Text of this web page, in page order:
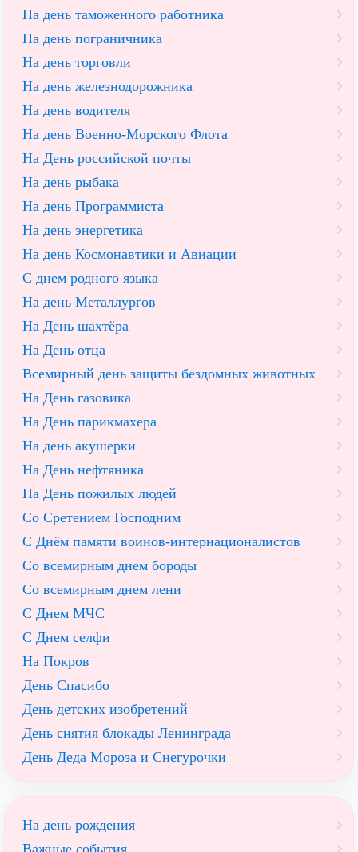
На день таможенного работника
На день пограничника
На день торговли
На день железнодорожника
На день водителя
На день Военно-Морского Флота
На День российской почты
На день рыбака
На день Программиста
На день энергетика
На день Космонавтики и Авиации
С днем родного языка
На день Металлургов
На День шахтёра
На День отца
Всемирный день защиты бездомных животных
На День газовика
На День парикмахера
На день акушерки
На День нефтяника
На День пожилых людей
Со Сретением Господним
С Днём памяти воинов-интернационалистов
Со всемирным днем бороды
Со всемирным днем лени
С Днем МЧС
С Днем селфи
На Покров
День Спасибо
День детских изобретений
День снятия блокады Ленинграда
День Деда Мороза и Снегурочки
На день рождения